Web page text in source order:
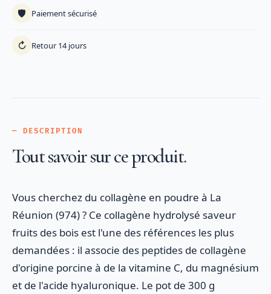
🛡️ Paiement sécurisé
↻ Retour 14 jours
— DESCRIPTION
Tout savoir sur ce produit.
Vous cherchez du collagène en poudre à La
Réunion (974) ? Ce collagène hydrolysé saveur
fruits des bois est l'une des références les plus
demandées : il associe des peptides de collagène
d'origine porcine à de la vitamine C, du magnésium
et de l'acide hyaluronique. Le pot de 300 g